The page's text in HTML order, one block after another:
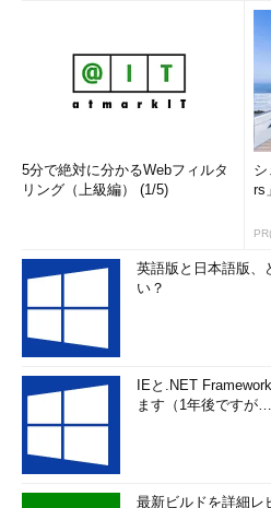
5分で絶対に分かるWebフィルタ
リング（上級編） (1/5)
rs
英語版と日本語版、
い？
IEと.NET
ます（1年後ですが
最新ビルドを詳細レ